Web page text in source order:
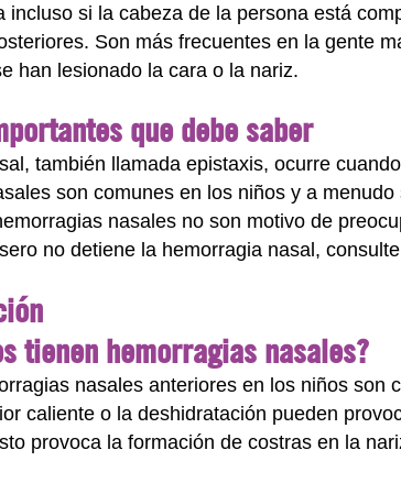
incluso si la cabeza de la persona está
Son más frecuentes en la gente
han lesionado la cara o la nariz.
que debe saber
también llamada epistaxis, ocurre
son comunes en los niños y a
nasales no son motivo de
no detiene la hemorragia nasal,
tienen hemorragias nasales?
nasales anteriores en los niños son
caliente o la deshidratación pueden
provoca la formación de costras en la